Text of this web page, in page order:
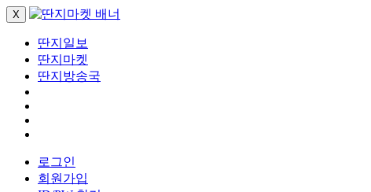
X
딴지일보
딴지마켓
딴지방송국
로그인
회원가입